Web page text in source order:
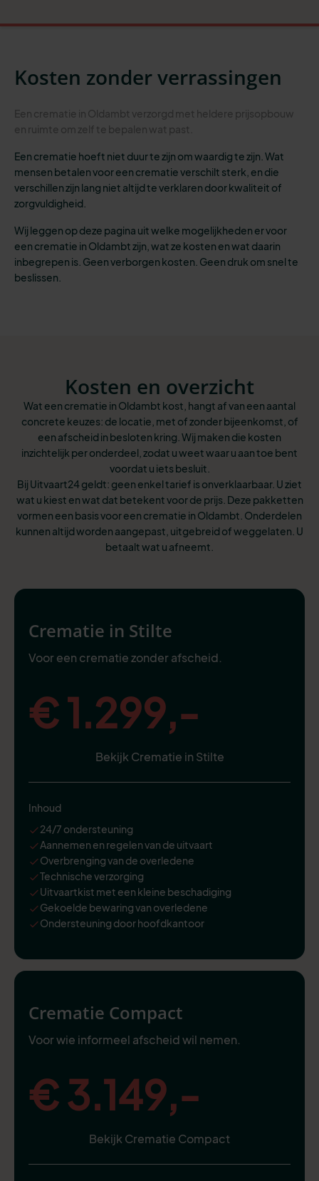
Kosten zonder verrassingen
Een crematie in Oldambt verzorgd met heldere prijsopbouw
en ruimte om zelf te bepalen wat past.
Een crematie hoeft niet duur te zijn om waardig te zijn. Wat
mensen betalen voor een crematie verschilt sterk, en die
verschillen zijn lang niet altijd te verklaren door kwaliteit of
zorgvuldigheid.
Wij leggen op deze pagina uit welke mogelijkheden er voor
een crematie in Oldambt zijn, wat ze kosten en wat daarin
inbegrepen is. Geen verborgen kosten. Geen druk om snel te
beslissen.
Kosten en overzicht
Wat een crematie in Oldambt kost, hangt af van een aantal
concrete keuzes: de locatie, met of zonder bijeenkomst, of
een afscheid in besloten kring. Wij maken die kosten
inzichtelijk per onderdeel, zodat u weet waar u aan toe bent
voordat u iets besluit.
Bij Uitvaart24 geldt: geen enkel tarief is onverklaarbaar. U ziet
wat u kiest en wat dat betekent voor de prijs. Deze pakketten
vormen een basis voor een crematie in Oldambt. Onderdelen
kunnen altijd worden aangepast, uitgebreid of weggelaten. U
betaalt wat u afneemt.
Crematie in Stilte
Voor een crematie zonder afscheid.
€ 1.299,-
Bekijk Crematie in Stilte
Inhoud
24/7 ondersteuning
Aannemen en regelen van de uitvaart
Overbrenging van de overledene
Technische verzorging
Uitvaartkist met een kleine beschadiging
Gekoelde bewaring van overledene
Ondersteuning door hoofdkantoor
Crematie Compact
Voor wie informeel afscheid wil nemen.
€ 3.149,-
Bekijk Crematie Compact